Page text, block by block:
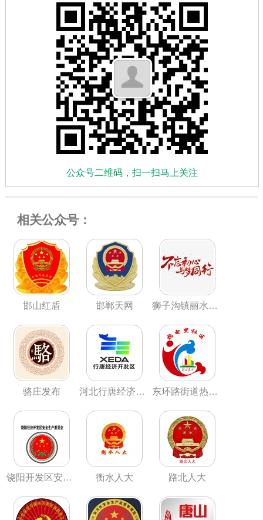
公众号二维码，扫一扫马上关注
相关公众号：
邯山红盾 邯郸天网 狮子沟镇丽水社区居委会
骆庄发布 河北行唐经济开发区 东环路街道热电里社区
饶阳开发区安委会 衡水人大 路北人大